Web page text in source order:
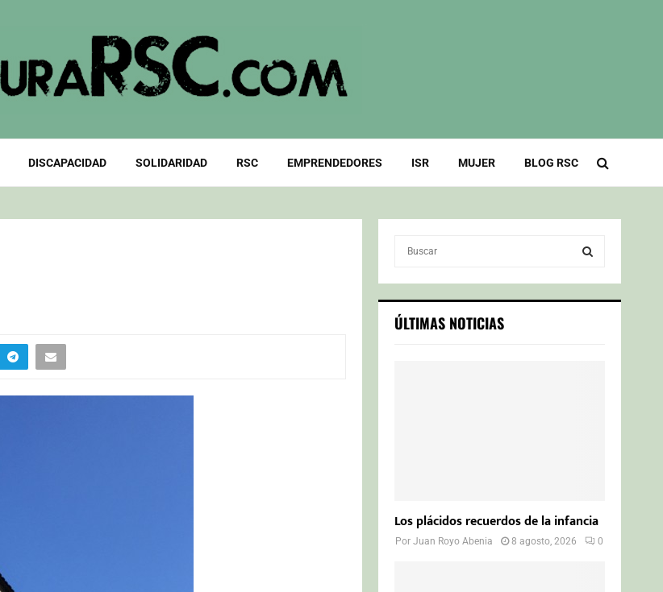
DISCAPACIDAD SOLIDARIDAD RSC EMPRENDEDORES ISR MUJER BLOG RSC
c
h
S
ÚLTIMAS NOTICIAS
Los plácidos recuerdos de la infancia
PorJuan Royo Abenia 8 agosto, 2026 0